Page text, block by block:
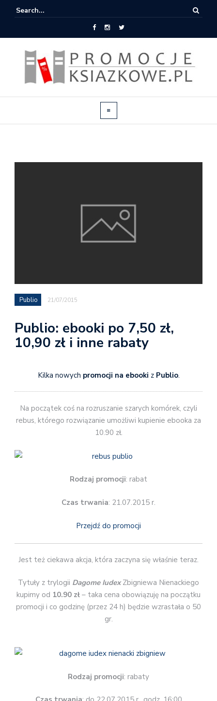
Publio 21/07/2015
Publio: ebooki po 7,50 zł,
10,90 zł i inne rabaty
Kilka nowych promocji na ebooki z Publio.
Na początek coś na rozruszanie szarych komórek, czyli
rebus, którego rozwiązanie umożliwi kupienie ebooka za
10.90 zł.
Rodzaj promocji: rabat
Czas trwania: 21.07.2015 r.
Przejdź do promocji
Jest też ciekawa akcja, która zaczyna się właśnie teraz.
Tytuły z trylogii Dagome IudexZbigniewa Nienackiego
kupimy od 10.90 zł – taka cena obowiązuję na początku
promocji i co godzinę (przez 24 h) będzie wzrastała o 50
gr.
Rodzaj promocji: rabaty